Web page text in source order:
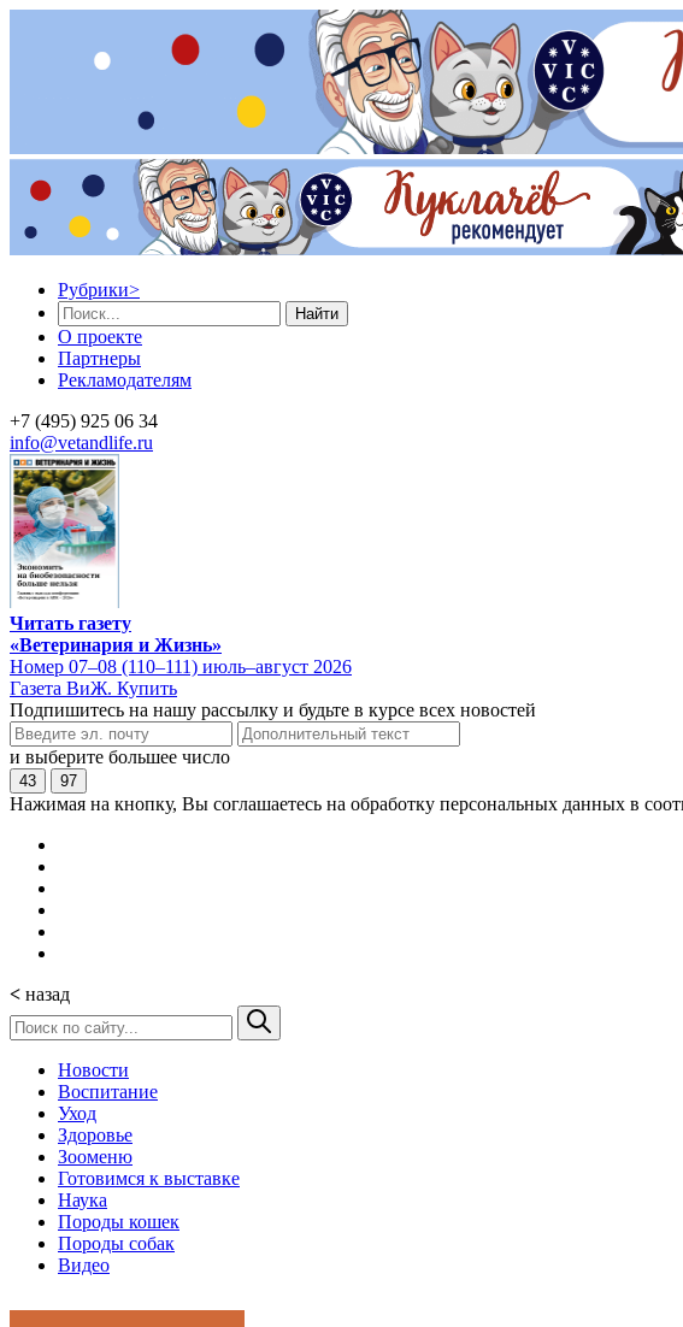
Рубрики>
Найти
О проекте
Партнеры
Рекламодателям
+7 (495) 925 06 34
info@vetandlife.ru
Читать газету
«Ветеринария и Жизнь»
Номер 07–08 (110–111) июль–август 2026
Газета ВиЖ. Купить
Подпишитесь на нашу рассылку и будьте в курсе всех новостей
и выберите большее число
43 97
Нажимая на кнопку, Вы соглашаетесь на обработку персональных данных в
< назад
Новости
Воспитание
Уход
Здоровье
Зооменю
Готовимся к выставке
Наука
Породы кошек
Породы собак
Видео